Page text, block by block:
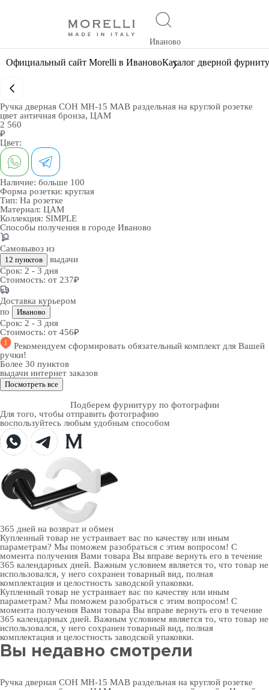
Иваново
Официальный сайт Morelli в ИвановоКаталог дверной
Ручка дверная СОН MH-15 MAB раздельная на круглой розетке
цвет античная бронза, ЦАМ
2 560
₽
Цвет:
Наличие: больше 100
Форма розетки: круглая
Тип: На розетке
Материал: ЦАМ
Коллекция: SIMPLE
Способы получения в городе Иваново
Самовывоз из
12 пунктов
выдачи
Срок: 2 - 3 дня
Стоимость: от 237₽
Доставка курьером
по
Иваново
Срок: 2 - 3 дня
Стоимость: от 456₽
Рекомендуем сформировать обязательный комплект для Вашей
ручки!
Более 30 пунктов
выдачи интернет заказов
Посмотреть все
Подберем фурнитуру по фотографии
Для того, чтобы отправить фотографию
воспользуйтесь любым удобным способом
365 дней на возврат и обмен
Купленный товар не устраивает вас по качеству или иным
параметрам? Мы поможем разобраться с этим вопросом! С
момента получения Вами товара Вы вправе вернуть его в течение
365 календарных дней. Важным условием является то, что товар не
использовался, у него сохранен товарный вид, полная
комплектация и целостность заводской упаковки.
Купленный товар не устраивает вас по качеству или иным
параметрам? Мы поможем разобраться с этим вопросом! С
момента получения Вами товара Вы вправе вернуть его в течение
365 календарных дней. Важным условием является то, что товар не
использовался, у него сохранен товарный вид, полная
комплектация и целостность заводской упаковки.
Вы недавно смотрели
Ручка дверная СОН MH-15 MAB раздельная на круглой розетке